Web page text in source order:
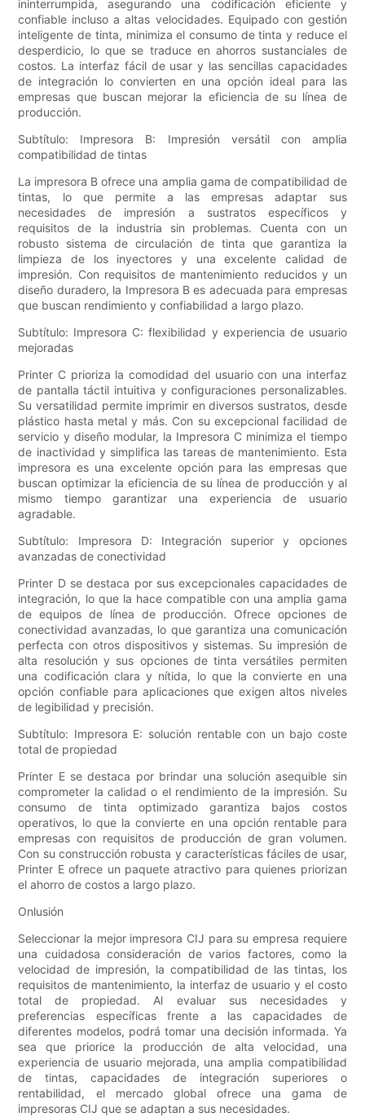
ininterrumpida, asegurando una codificación eficiente y
confiable incluso a altas velocidades. Equipado con gestión
inteligente de tinta, minimiza el consumo de tinta y reduce el
desperdicio, lo que se traduce en ahorros sustanciales de
costos. La interfaz fácil de usar y las sencillas capacidades
de integración lo convierten en una opción ideal para las
empresas que buscan mejorar la eficiencia de su línea de
producción.
Subtítulo: Impresora B: Impresión versátil con amplia
compatibilidad de tintas
La impresora B ofrece una amplia gama de compatibilidad de
tintas, lo que permite a las empresas adaptar sus
necesidades de impresión a sustratos específicos y
requisitos de la industria sin problemas. Cuenta con un
robusto sistema de circulación de tinta que garantiza la
limpieza de los inyectores y una excelente calidad de
impresión. Con requisitos de mantenimiento reducidos y un
diseño duradero, la Impresora B es adecuada para empresas
que buscan rendimiento y confiabilidad a largo plazo.
Subtítulo: Impresora C: flexibilidad y experiencia de usuario
mejoradas
Printer C prioriza la comodidad del usuario con una interfaz
de pantalla táctil intuitiva y configuraciones personalizables.
Su versatilidad permite imprimir en diversos sustratos, desde
plástico hasta metal y más. Con su excepcional facilidad de
servicio y diseño modular, la Impresora C minimiza el tiempo
de inactividad y simplifica las tareas de mantenimiento. Esta
impresora es una excelente opción para las empresas que
buscan optimizar la eficiencia de su línea de producción y al
mismo tiempo garantizar una experiencia de usuario
agradable.
Subtítulo: Impresora D: Integración superior y opciones
avanzadas de conectividad
Printer D se destaca por sus excepcionales capacidades de
integración, lo que la hace compatible con una amplia gama
de equipos de línea de producción. Ofrece opciones de
conectividad avanzadas, lo que garantiza una comunicación
perfecta con otros dispositivos y sistemas. Su impresión de
alta resolución y sus opciones de tinta versátiles permiten
una codificación clara y nítida, lo que la convierte en una
opción confiable para aplicaciones que exigen altos niveles
de legibilidad y precisión.
Subtítulo: Impresora E: solución rentable con un bajo coste
total de propiedad
Printer E se destaca por brindar una solución asequible sin
comprometer la calidad o el rendimiento de la impresión. Su
consumo de tinta optimizado garantiza bajos costos
operativos, lo que la convierte en una opción rentable para
empresas con requisitos de producción de gran volumen.
Con su construcción robusta y características fáciles de usar,
Printer E ofrece un paquete atractivo para quienes priorizan
el ahorro de costos a largo plazo.
Onlusión
Seleccionar la mejor impresora CIJ para su empresa requiere
una cuidadosa consideración de varios factores, como la
velocidad de impresión, la compatibilidad de las tintas, los
requisitos de mantenimiento, la interfaz de usuario y el costo
total de propiedad. Al evaluar sus necesidades y
preferencias específicas frente a las capacidades de
diferentes modelos, podrá tomar una decisión informada. Ya
sea que priorice la producción de alta velocidad, una
experiencia de usuario mejorada, una amplia compatibilidad
de tintas, capacidades de integración superiores o
rentabilidad, el mercado global ofrece una gama de
impresoras CIJ que se adaptan a sus necesidades.